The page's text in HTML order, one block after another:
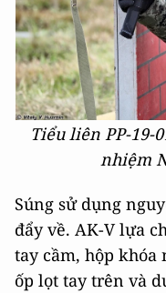
Tiểu liên PP-
nhiệm
Súng sử dụng
đẩy về. AK-V lựa
tay cầm, hộp khóa
ốp lọt tay trên và